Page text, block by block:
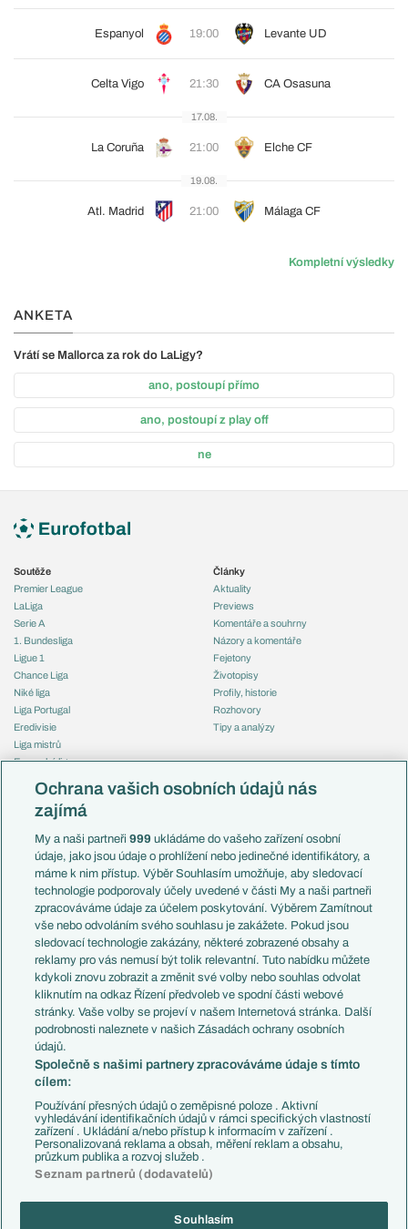
Espanyol 19:00 Levante UD
Celta Vigo 21:30 CA Osasuna
17.08.
La Coruña 21:00 Elche CF
19.08.
Atl. Madrid 21:00 Málaga CF
Kompletní výsledky
ANKETA
Vrátí se Mallorca za rok do LaLigy?
ano, postoupí přímo
ano, postoupí z play off
ne
Soutěže
Premier League
LaLiga
Serie A
1. Bundesliga
Ligue 1
Chance Liga
Niké liga
Liga Portugal
Eredivisie
Liga mistrů
Evropská liga
Mistrovství světa
Liga národů
Témata
Představení týmů MS
EuroSkauting
PL v kostce
Evropské koeficienty
Přestupy
Přestupové spekulace
Zranění
Kluby
Arsenal FC
Chelsea FC
Manchester United
AC Milán
Juventus FC
Bayern Mnichov
FC Barcelona
Real Madrid
Články
Aktuality
Previews
Komentáře a souhrny
Názory a komentáře
Fejetony
Životopisy
Profily, historie
Rozhovory
Tipy a analýzy
Česko
Francie
Itálie
Německo
Španělsko
Argentina
Brazílie
Přestupy
Zápasy
Livescore
Tipovací soutěž
Ochrana vašich osobních údajů nás
zajímá
My a naši partneři999 ukládáme do vašeho zařízení osobní
údaje, jako jsou údaje o prohlížení nebo jedinečné identifikátory, a
máme k nim přístup. Výběr Souhlasím umožňuje, aby sledovací
technologie podporovaly účely uvedené v části My a naši partneři
zpracováváme údaje za účelem poskytování. Výběrem Zamítnout
vše nebo odvoláním svého souhlasu je zakážete. Pokud jsou
sledovací technologie zakázány, některé zobrazené obsahy a
reklamy pro vás nemusí být tolik relevantní. Tuto nabídku můžete
kdykoli znovu zobrazit a změnit své volby nebo souhlas odvolat
kliknutím na odkaz Řízení předvoleb ve spodní části webové
stránky. Vaše volby se projeví v našem Internetová stránka. Další
podrobnosti naleznete v našich Zásadách ochrany osobních
údajů.
Společně s našimi partnery zpracováváme údaje s tímto
cílem:
Používání přesných údajů o zeměpisné poloze . Aktivní
vyhledávání identifikačních údajů v rámci specifických vlastností
zařízení . Ukládání a/nebo přístup k informacím v zařízení .
Personalizovaná reklama a obsah, měření reklam a obsahu,
průzkum publika a rozvoj služeb .
Seznam partnerů (dodavatelů)
Souhlasím